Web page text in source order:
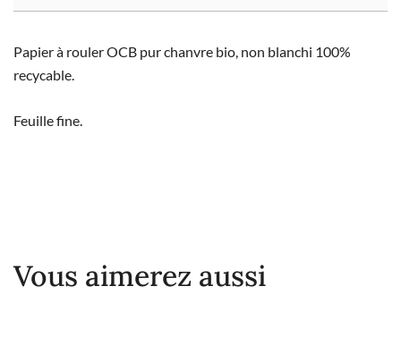
Papier à rouler OCB pur chanvre bio, non blanchi 100%
recycable.
Feuille fine.
Vous aimerez aussi